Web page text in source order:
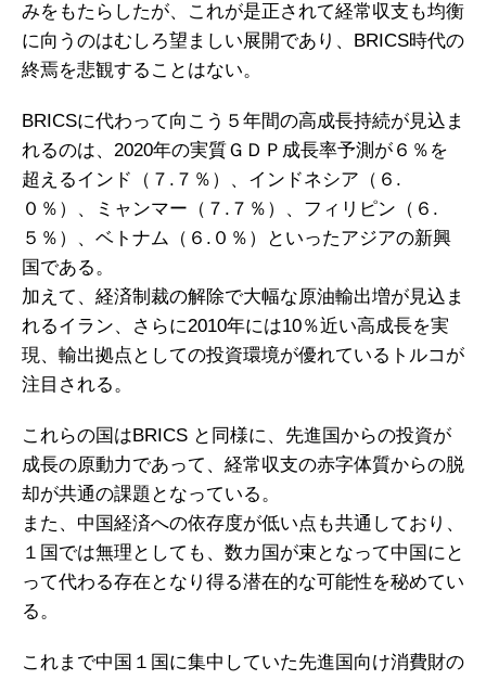
みをもたらしたが、これが是正されて経常収支も均衡
に向うのはむしろ望ましい展開であり、BRICS時代の
終焉を悲観することはない。
BRICSに代わって向こう５年間の高成長持続が見込ま
れるのは、2020年の実質ＧＤＰ成長率予測が６％を
超えるインド（７.７％）、インドネシア（６.
０％）、ミャンマー（７.７％）、フィリピン（６.
５％）、ベトナム（６.０％）といったアジアの新興
国である。
加えて、経済制裁の解除で大幅な原油輸出増が見込ま
れるイラン、さらに2010年には10％近い高成長を実
現、輸出拠点としての投資環境が優れているトルコが
注目される。
これらの国はBRICS と同様に、先進国からの投資が
成長の原動力であって、経常収支の赤字体質からの脱
却が共通の課題となっている。
また、中国経済への依存度が低い点も共通しており、
１国では無理としても、数カ国が束となって中国にと
って代わる存在となり得る潜在的な可能性を秘めてい
る。
これまで中国１国に集中していた先進国向け消費財の